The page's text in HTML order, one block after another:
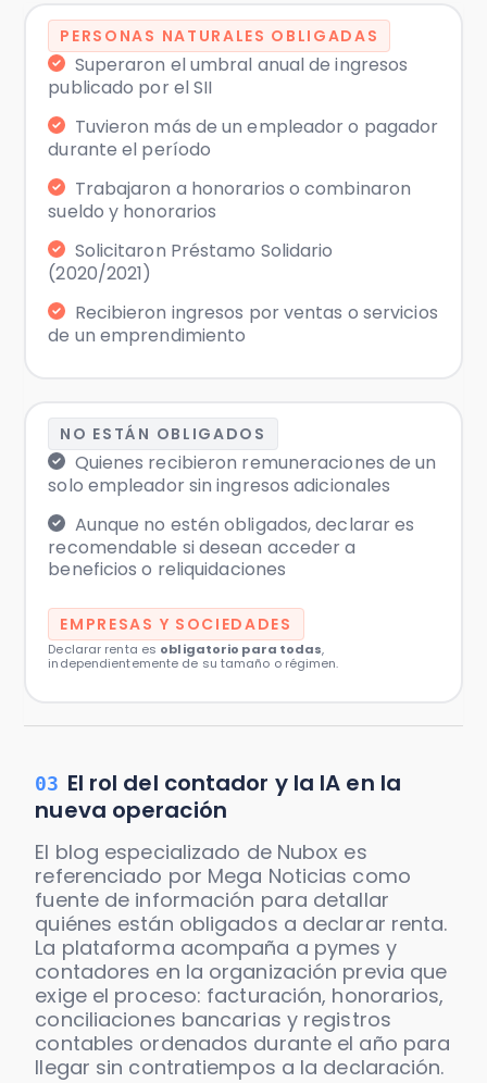
PERSONAS NATURALES OBLIGADAS
Superaron el umbral anual de ingresos
publicado por el SII
Tuvieron más de un empleador o pagador
durante el período
Trabajaron a honorarios o combinaron
sueldo y honorarios
Solicitaron Préstamo Solidario
(2020/2021)
Recibieron ingresos por ventas o servicios
de un emprendimiento
NO ESTÁN OBLIGADOS
Quienes recibieron remuneraciones de un
solo empleador sin ingresos adicionales
Aunque no estén obligados, declarar es
recomendable si desean acceder a
beneficios o reliquidaciones
EMPRESAS Y SOCIEDADES
Declarar renta es obligatorio para todas,
independientemente de su tamaño o régimen.
03 El rol del contador y la IA en la
nueva operación
El blog especializado de Nubox es
referenciado por Mega Noticias como
fuente de información para detallar
quiénes están obligados a declarar renta.
La plataforma acompaña a pymes y
contadores en la organización previa que
exige el proceso: facturación, honorarios,
conciliaciones bancarias y registros
contables ordenados durante el año para
llegar sin contratiempos a la declaración.